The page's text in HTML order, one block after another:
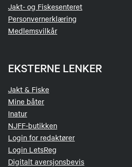
Jakt- og Fiskesenteret
Personvernerklæring
Medlemsvilkår
EKSTERNE LENKER
Jakt & Fiske
Mine båter
Inatur
NJFF-butikken
Login for redaktører
Login LetsReg
Digitalt aversjonsbevis